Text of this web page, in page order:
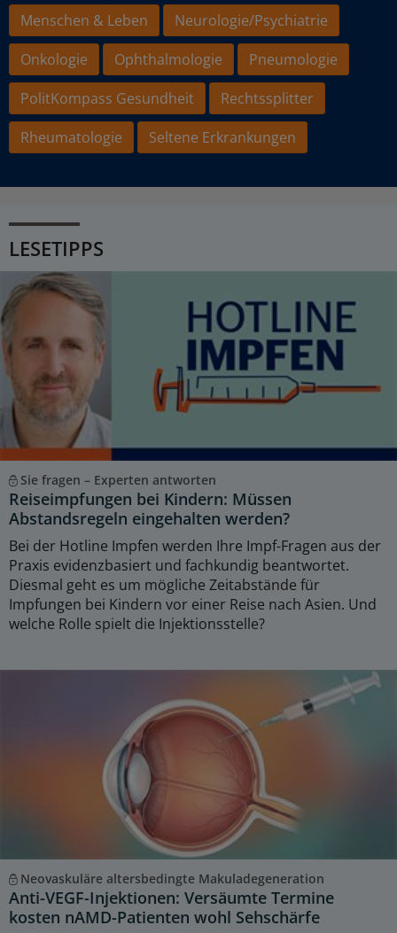
Menschen & Leben
Neurologie/Psychiatrie
Onkologie
Ophthalmologie
Pneumologie
PolitKompass Gesundheit
Rechtssplitter
Rheumatologie
Seltene Erkrankungen
LESETIPPS
Sie fragen – Experten antworten
Reiseimpfungen bei Kindern: Müssen
Abstandsregeln eingehalten werden?
Bei der Hotline Impfen werden Ihre Impf-Fragen aus der
Praxis evidenzbasiert und fachkundig beantwortet.
Diesmal geht es um mögliche Zeitabstände für
Impfungen bei Kindern vor einer Reise nach Asien. Und
welche Rolle spielt die Injektionsstelle?
Neovaskuläre altersbedingte Makuladegeneration
Anti-VEGF-Injektionen: Versäumte Termine
kosten nAMD-Patienten wohl Sehschärfe